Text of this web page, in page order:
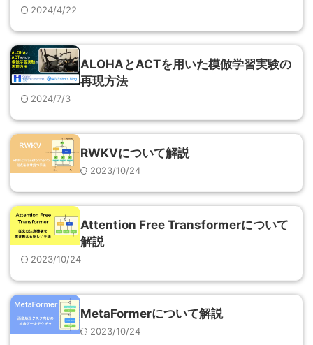
2024/4/22
ALOHAとACTを用いた模倣学習実験の
再現方法
2024/7/3
RWKVについて解説
2023/10/24
Attention Free Transformerについて
解説
2023/10/24
MetaFormerについて解説
2023/10/24